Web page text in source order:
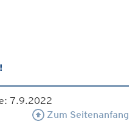
7.9.2022
Zum Seitenanfang